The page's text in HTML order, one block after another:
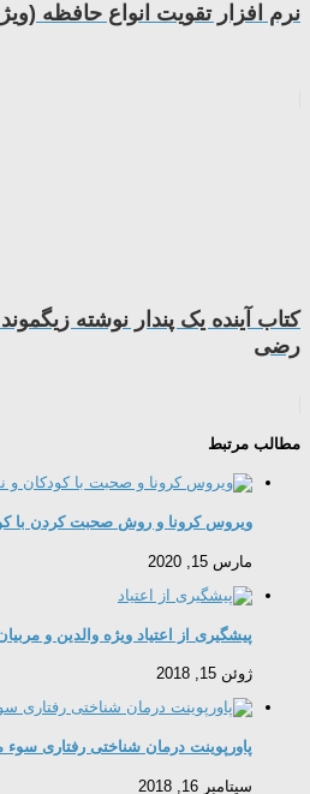
نرم افزار تقویت انواع حافظه
کتاب آینده یک پندار نوشته
رضی
مطالب مرتبط
ویروس کرونا و روش صحبت کردن با
مارس 15, 2020
پیشگیری از اعتیاد ویژه والدین و
ژوئن 15, 2018
پاورپوینت درمان شناختی رفتاری
سپتامبر 16, 2018